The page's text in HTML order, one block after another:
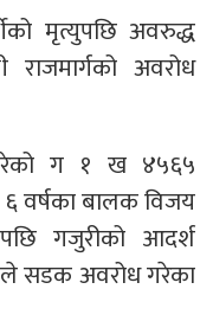
मृत्युपछि अवरुद्ध
अवरोध
गरेको ग १ ख ४५६५
वर्षका बालक विजय
गजुरीको आदर्श
सडक अवरोध गरेका